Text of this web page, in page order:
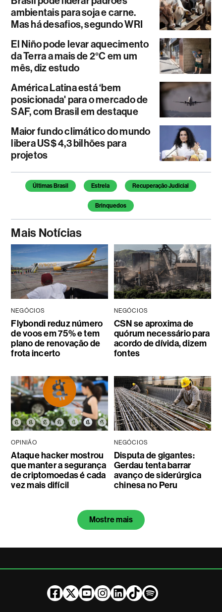
ambientais para soja e carne.
Mas há desafios, segundo WRI
El Niño pode levar aquecimento
da Terra a mais de 2°C em um
mês, diz estudo
América Latina está ‘bem
posicionada' para o mercado de
SAF, com Brasil em destaque
Maior fundo climático do mundo
libera US$ 4,3 bilhões para
projetos
Temas deste artigo
Últimas Brasil Estrela Recuperação Judicial
Brinquedos
Mais Notícias
NEGÓCIOS
Flybondi reduz número
de voos em 75% e tem
plano de renovação de
frota incerto
NEGÓCIOS
CSN se aproxima de
quórum necessário para
acordo de dívida, dizem
fontes
OPINIÃO
Ataque hacker mostrou
que manter a segurança
de criptomoedas é cada
vez mais difícil
NEGÓCIOS
Disputa de gigantes:
Gerdau tenta barrar
avanço de siderúrgica
chinesa no Peru
Mostre mais